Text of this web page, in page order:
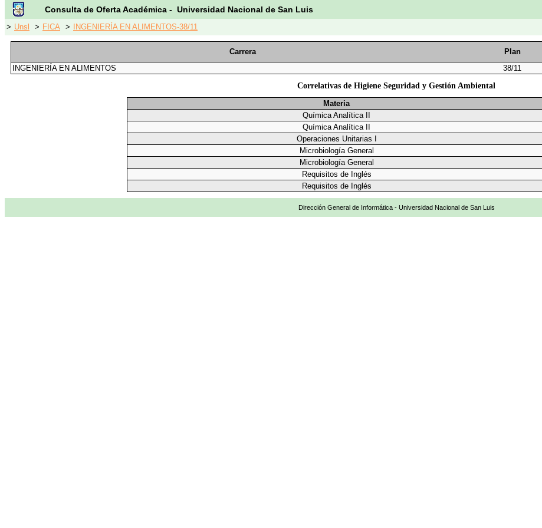
Consulta de Oferta Académica - Universidad Nacional de San Luis
> Unsl > FICA > INGENIERÍA EN ALIMENTOS-38/11
Carrera Plan
INGENIERÍA EN ALIMENTOS
38/11
Correlativas de Higiene Seguridad y Gestión Ambiental
Materia
Química Analítica II
Química Analítica II
Operaciones Unitarias I
Microbiología General
Microbiología General
Requisitos de Inglés
Requisitos de Inglés
Dirección General de Informática - Universidad Nacional de San Luis